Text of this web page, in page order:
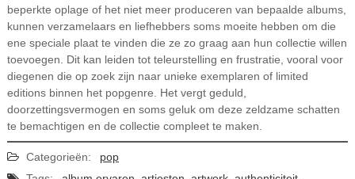
beperkte oplage of het niet meer produceren van bepaalde albums,
kunnen verzamelaars en liefhebbers soms moeite hebben om die
ene speciale plaat te vinden die ze zo graag aan hun collectie willen
toevoegen. Dit kan leiden tot teleurstelling en frustratie, vooral voor
diegenen die op zoek zijn naar unieke exemplaren of limited
editions binnen het popgenre. Het vergt geduld,
doorzettingsvermogen en soms geluk om deze zeldzame schatten
te bemachtigen en de collectie compleet te maken.
Categorieën:
pop